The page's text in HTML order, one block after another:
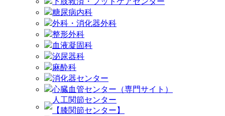
糖尿病内科
外科・消化器外科
整形外科
血液凝固科
泌尿器科
麻酔科
消化器センター
心臓血管センター（専門サイト）
人工関節センター
【膝関節センター】